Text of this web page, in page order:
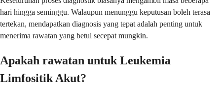
hari hingga seminggu. Walaupun menunggu keputusan boleh terasa
tertekan, mendapatkan diagnosis yang tepat adalah penting untuk
menerima rawatan yang betul secepat mungkin.
Apakah rawatan untuk Leukemia
Limfositik Akut?